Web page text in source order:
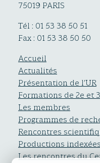
75019 PARIS
Tél : 01 53 38 50 51
Fax : 01 53 38 50 50
Accueil
Actualités
Présentation de l’UR
Formations de 2e et
Les membres
Programmes de
Rencontres
Productions
Les rencontres du